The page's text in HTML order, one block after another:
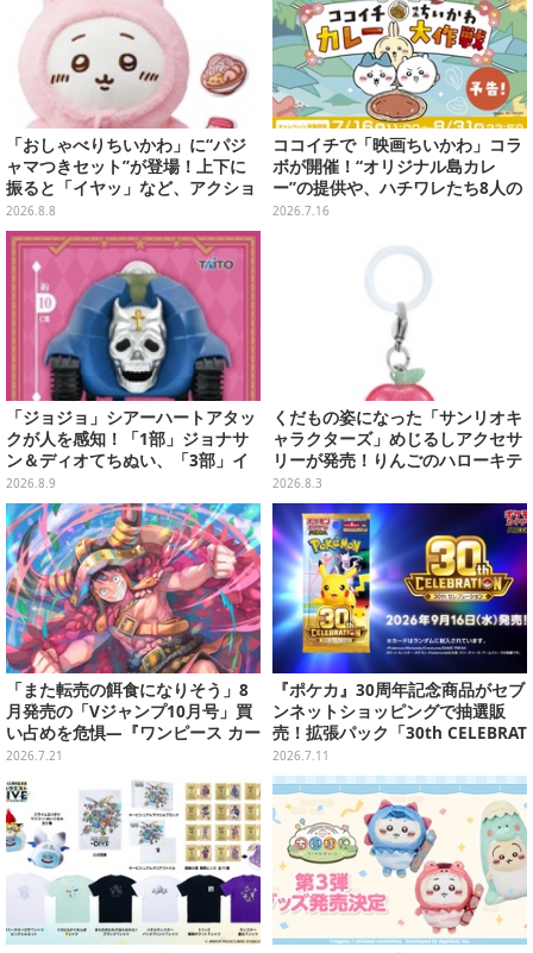
「おしゃべりちいかわ」に“パジ
ャマつきセット”が登場！上下に
振ると「イヤッ」など、アクショ
ンに応じて喋ってくれる
2026.8.8
ココイチで「映画ちいかわ」コラ
ボが開催！“オリジナル島カレ
ー”の提供や、ハチワレたち8人の
スプーン置きフィギュアをプレゼ
2026.7.16
「ジョジョ」シアーハートアタッ
クが人を感知！「1部」ジョナサ
ン＆ディオてちぬい、「3部」イ
ギー＆クリームのなりきり帽子な
どもプライズ展開
2026.8.9
くだもの姿になった「サンリオキ
ャラクターズ」めじるしアクセサ
リーが発売！りんごのハローキテ
ィや、パイナップルのポムポムプ
リンなど全5種
2026.8.3
「また転売の餌食になりそう」8
月発売の「Vジャンプ10月号」買
い占めを危惧―『ワンピース カー
ド』付録中止もやまぬ不安
2026.7.21
『ポケカ』30周年記念商品がセブ
ンネットショッピングで抽選販
売！拡張パック「30th CELEBRAT
ION」と「エーフィ・ブラッキー
セット」が対象
2026.7.11